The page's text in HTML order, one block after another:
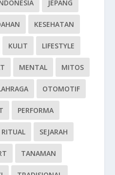
JEPANG
KESEHATAN
KULIT LIFESTYLE
MENTAL MITOS
OTOMOTIF
PERFORMA
RITUAL SEJARAH
TANAMAN